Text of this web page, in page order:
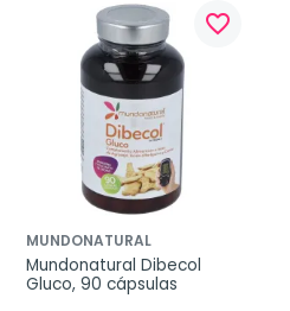
favorite_border
MUNDONATURAL
Mundonatural Dibecol
Gluco, 90 cápsulas